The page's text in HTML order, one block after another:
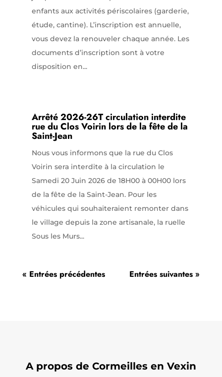
enfants aux activités périscolaires (garderie,
étude, cantine). L’inscription est annuelle,
vous devez la renouveler chaque année. Les
documents d’inscription sont à votre
disposition en...
Arrêté 2026-26T circulation interdite
rue du Clos Voirin lors de la fête de la
Saint-Jean
Nous vous informons que la rue du Clos
Voirin sera interdite à la circulation le
Samedi 20 Juin 2026 de 18H00 à 00H00 lors
de la fête de la Saint-Jean. Pour les
véhicules qui souhaiteraient remonter dans
le village depuis la zone artisanale, la ruelle
Sous les Murs...
« Entrées précédentes Entrées suivantes »
A propos de Cormeilles en Vexin